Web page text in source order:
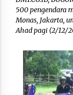
500 pengendara
Monas, Jakarta,
Ahad pagi (2/12/